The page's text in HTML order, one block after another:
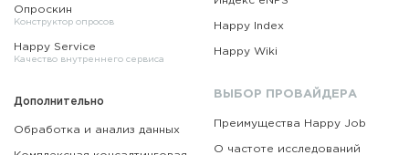
Опроскин
Конструктор опросов
Happy Service
Качество внутреннего сервиса
Дополнительно
Обработка и анализ данных
Happy Index
Happy Wiki
ВЫБОР ПРОВАЙДЕРА
Преимущества Happy Job
О частоте исследований